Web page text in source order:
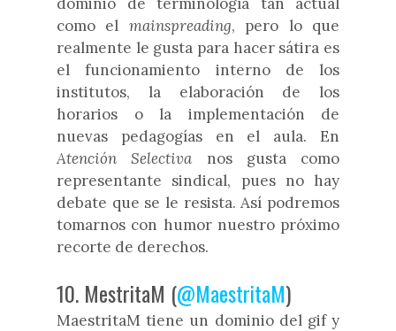
como el mainspreading, pero lo que
realmente le gusta para hacer sátira es
el funcionamiento interno de los
institutos, la elaboración de los
horarios o la implementación de
nuevas pedagogías en el aula. En
Atención Selectiva nos gusta como
representante sindical, pues no hay
debate que se le resista. Así podremos
tomarnos con humor nuestro próximo
recorte de derechos.
10. MestritaM (@MaestritaM)
MaestritaM tiene un dominio del gif y